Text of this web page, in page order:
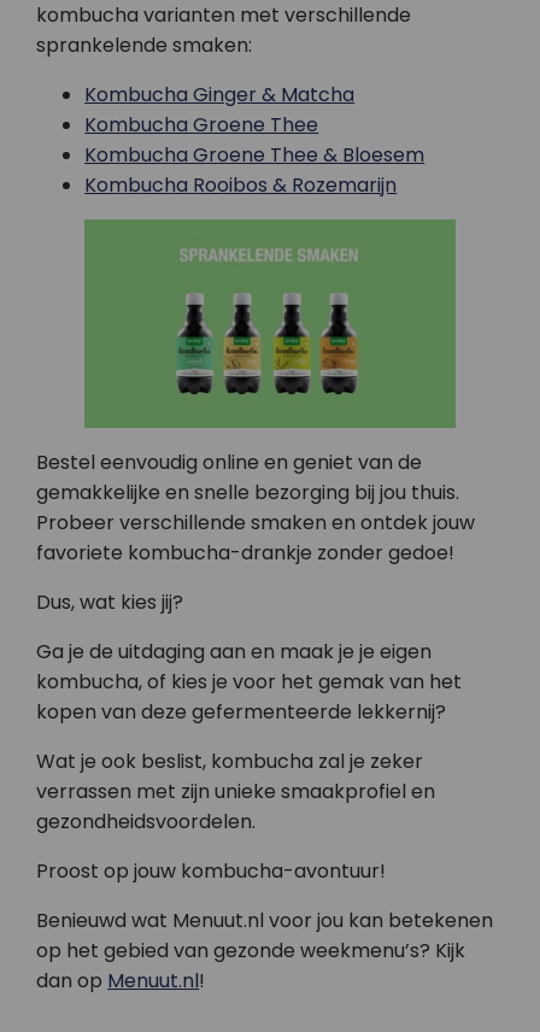
kombucha varianten met verschillende
sprankelende smaken:
Kombucha Ginger & Matcha
Kombucha Groene Thee
Kombucha Groene Thee & Bloesem
Kombucha Rooibos & Rozemarijn
Bestel eenvoudig online en geniet van de
gemakkelijke en snelle bezorging bij jou thuis.
Probeer verschillende smaken en ontdek jouw
favoriete kombucha-drankje zonder gedoe!
Dus, wat kies jij?
Ga je de uitdaging aan en maak je je eigen
kombucha, of kies je voor het gemak van het
kopen van deze gefermenteerde lekkernij?
Wat je ook beslist, kombucha zal je zeker
verrassen met zijn unieke smaakprofiel en
gezondheidsvoordelen.
Proost op jouw kombucha-avontuur!
Benieuwd wat Menuut.nl voor jou kan betekenen
op het gebied van gezonde weekmenu’s? Kijk
dan op Menuut.nl!